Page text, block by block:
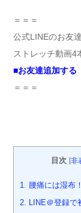
＝＝＝
公式LINEのお友
ストレッチ動画4
■お友達追加する
＝＝＝
目次 [非
1.
腰痛には湿布
2.
LINE＠登録で